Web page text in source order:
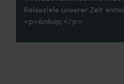
Reiseziele unserer Zeit
<p>&nbsp;</p>